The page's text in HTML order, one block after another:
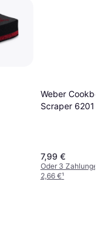
Weber
Scraper 6201
7,99 €
Oder 3
2,66 €¹